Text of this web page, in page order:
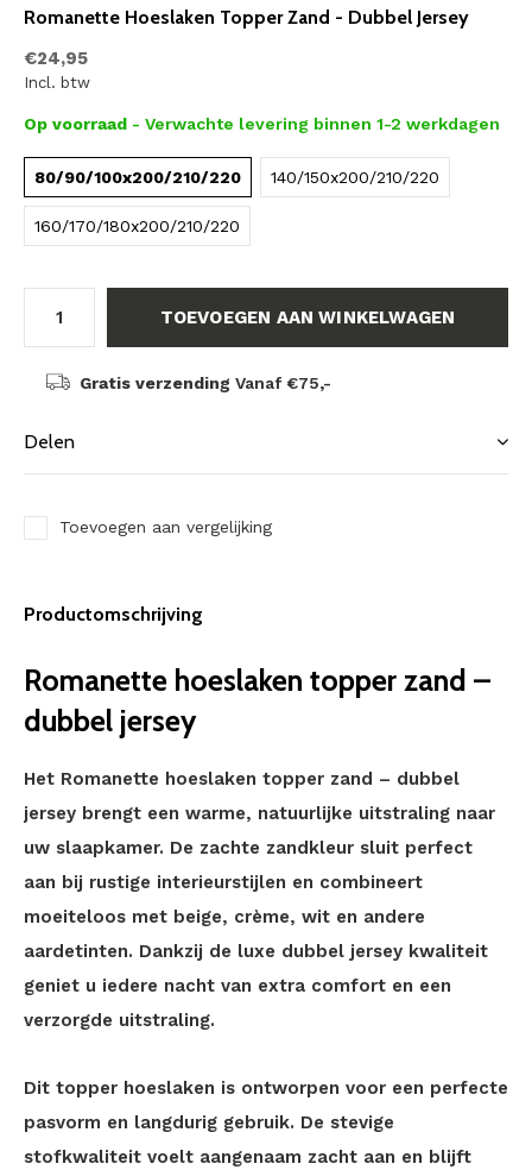
Romanette Hoeslaken Topper Zand - Dubbel Jersey
€24,95
Incl. btw
Op voorraad - Verwachte levering binnen 1-2 werkdagen
80/90/100x200/210/220 140/150x200/210/220
160/170/180x200/210/220
TOEVOEGEN AAN WINKELWAGEN
Gratis verzending Vanaf €75,-
Delen
Toevoegen aan vergelijking
Productomschrijving
Romanette hoeslaken topper zand –
dubbel jersey
Het Romanette hoeslaken topper zand – dubbel
jersey brengt een warme, natuurlijke uitstraling naar
uw slaapkamer. De zachte zandkleur sluit perfect
aan bij rustige interieurstijlen en combineert
moeiteloos met beige, crème, wit en andere
aardetinten. Dankzij de luxe dubbel jersey kwaliteit
geniet u iedere nacht van extra comfort en een
verzorgde uitstraling.
Dit topper hoeslaken is ontworpen voor een perfecte
pasvorm en langdurig gebruik. De stevige
stofkwaliteit voelt aangenaam zacht aan en blijft